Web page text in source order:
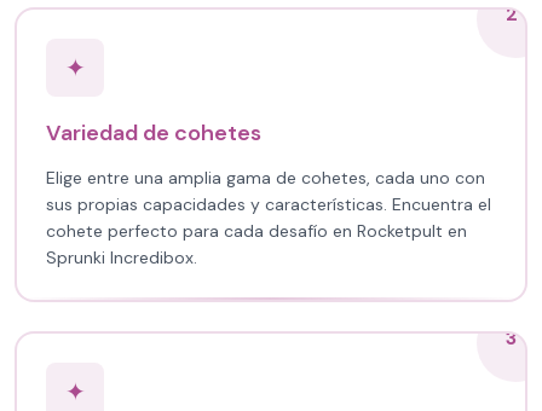
2
✦
Variedad de cohetes
Elige entre una amplia gama de cohetes, cada uno con
sus propias capacidades y características. Encuentra el
cohete perfecto para cada desafío en Rocketpult en
Sprunki Incredibox.
3
✦